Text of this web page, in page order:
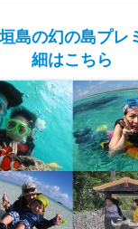
島の幻の島プレ
細はこちら